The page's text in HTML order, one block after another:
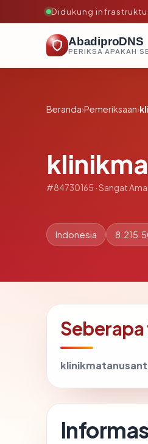
Didukung
AbadiproDNS
Beranda›Pemeriksaan›
#84730165 · Sangat
Indonesia